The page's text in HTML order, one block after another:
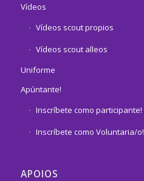
Vídeos
Vídeos scout propios
Vídeos scout alleos
Uniforme
Apúntante!
Inscríbete como participante!
Inscríbete como Voluntaria/o!
APOIOS